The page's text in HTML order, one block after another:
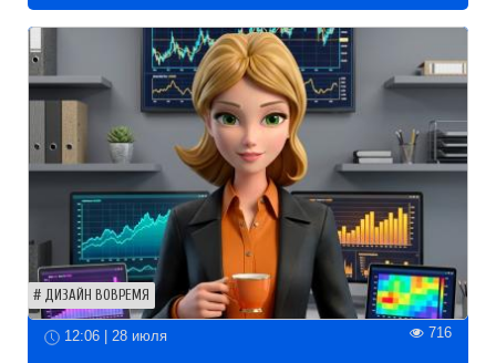
ДИЗАЙН ВОВРЕМЯ
12:06 | 28 июля 716